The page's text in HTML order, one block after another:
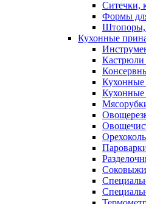
Ситечки,
Формы
Штопоры,
Кухонные
Кастрюли